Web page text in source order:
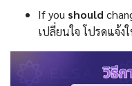
If you should
เปลี่ยนใจ โปรดแจ้ง